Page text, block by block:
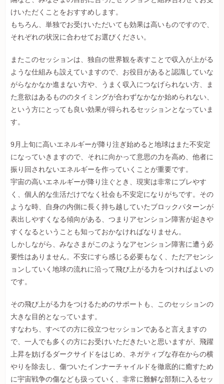
けいただくことをおすすめします。
もちろん、単独でお受けいただいても効果は高いものですので、
それぞれの状況に合わせてお選びください。
またこのセッションは、独自の世界観を表すことで収入が上がる
ような仕組みも設えていますので、お役目があると認識していな
がらなかなか進まない方や、うまく収入につなげられない方、ま
た意欲はあるもののタイミングが合わずなかなか始められない、
という方にとっても良い効果が得られるセッションとなっていま
す。
9月上旬に高いエネルギーが降り注ぎ始めると地球はまた不安定
になっていきますので、それに向かって意思の力を高め、他者に
振り回されないエネルギーを作っていくことが重要です。
宇宙の高いエネルギーが降り注ぐとき、現実は非常にブレやす
く、個人的な生活だけでなく社会も不安定になりがちです。その
ような時、自身の内側に長く持ち越していたブロックパターンが
表出しやすくなる傾向がある、つまりアセンション障害が起きや
すくなるということも知っておかなければなりません。
しかしながら、みなさまがこのようなアセンション障害に遭う必
要性はありません。不安にすら感じる必要もなく、ただアセンシ
ョンしていく地球の流れに沿って飛び上がる力をつければよいの
です。
その飛び上がる力をつけるためのサポートも、このセッションの
大きな目的となっています。
すなわち、すべての方に役立つセッションであると言えますの
で、一人でも多くの方にお受けいただきたいと思いますが、飛躍
上昇を妨げるダークサイドをはじめ、ネガティブな存在からの横
やりを除去し、傷ついたインナーチャイルドを徹底的に癒すため
に宇宙戦争の傷なども扱っていく、非常に難解な部類に入るセッ